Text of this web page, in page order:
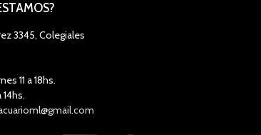
3345, Colegiales
11 a 18hs.
14hs.